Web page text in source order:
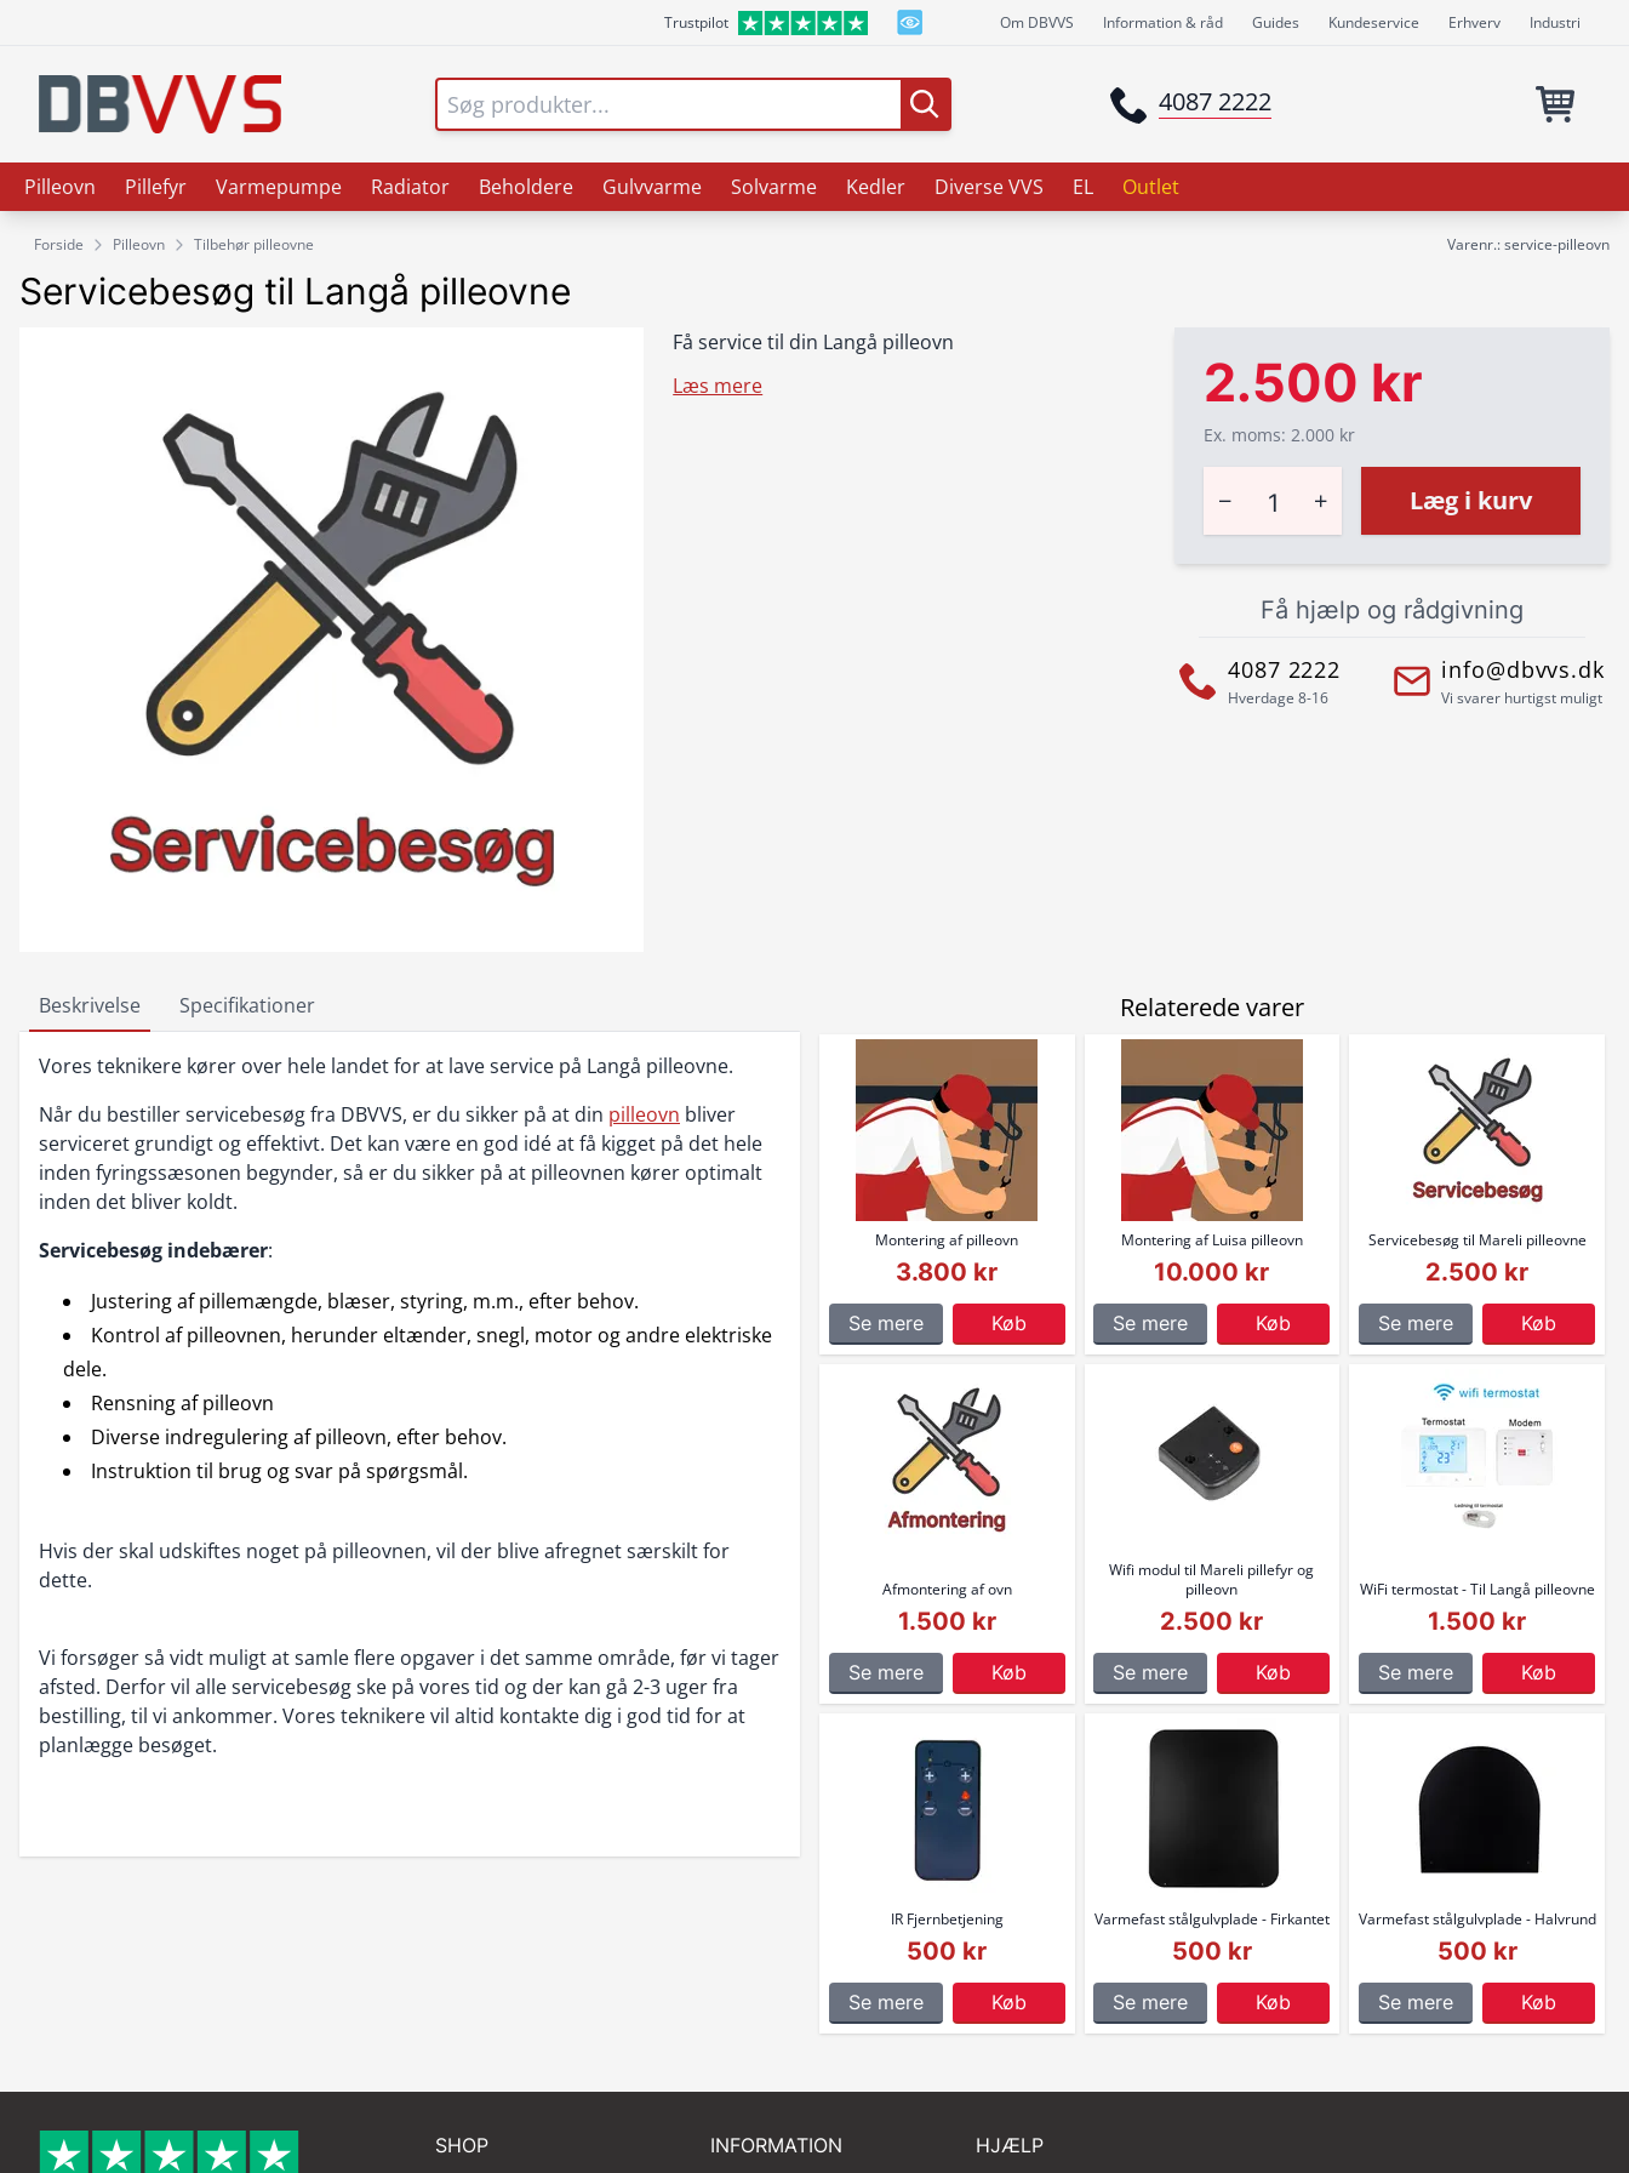
Trustpilot Om DBVVS Information & råd Guides Kundeservice Erhverv Industri
4087 2222
Pilleovn Pillefyr Varmepumpe Radiator Beholdere Gulvvarme Solvarme Kedler Diverse VVS EL Outlet
Forside Pilleovn Tilbehør pilleovne Varenr.: service-pilleovn
Servicebesøg til Langå pilleovne
Få service til din Langå pilleovn
Læs mere
2.500 kr
Ex. moms: 2.000 kr
− + Læg i kurv
Få hjælp og rådgivning
4087 2222
Hverdage 8-16
info@dbvvs.dk
Vi svarer hurtigst muligt
Beskrivelse Specifikationer
Vores teknikere kører over hele landet for at lave service på Langå pilleovne.
Når du bestiller servicebesøg fra DBVVS, er du sikker på at din pilleovn bliver
serviceret grundigt og effektivt. Det kan være en god idé at få kigget på det hele
inden fyringssæsonen begynder, så er du sikker på at pilleovnen kører optimalt
inden det bliver koldt.
Servicebesøg indebærer:
Justering af pillemængde, blæser, styring, m.m., efter behov.
Kontrol af pilleovnen, herunder eltænder, snegl, motor og andre elektriske
dele.
Rensning af pilleovn
Diverse indregulering af pilleovn, efter behov.
Instruktion til brug og svar på spørgsmål.
Hvis der skal udskiftes noget på pilleovnen, vil der blive afregnet særskilt for
dette.
Vi forsøger så vidt muligt at samle flere opgaver i det samme område, før vi tager
afsted. Derfor vil alle servicebesøg ske på vores tid og der kan gå 2-3 uger fra
bestilling, til vi ankommer. Vores teknikere vil altid kontakte dig i god tid for at
planlægge besøget.
Relaterede varer
Montering af pilleovn
3.800 kr
Se mere Køb
Montering af Luisa pilleovn
10.000 kr
Se mere Køb
Servicebesøg til Mareli pilleovne
2.500 kr
Se mere Køb
Afmontering af ovn
1.500 kr
Se mere Køb
Wifi modul til Mareli pillefyr og
pilleovn
2.500 kr
Se mere Køb
WiFi termostat - Til Langå pilleovne
1.500 kr
Se mere Køb
IR Fjernbetjening
500 kr
Se mere Køb
Varmefast stålgulvplade - Firkantet
500 kr
Se mere Køb
Varmefast stålgulvplade - Halvrund
500 kr
Se mere Køb
SHOP INFORMATION HJÆLP